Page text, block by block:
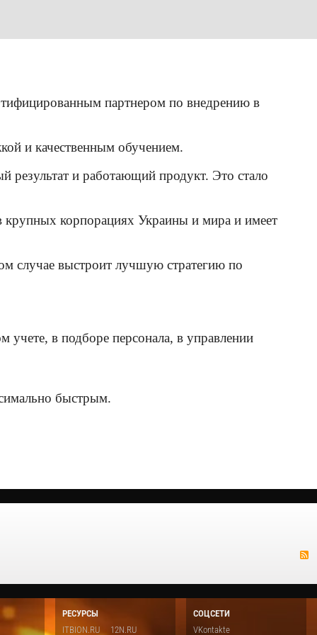
партнером по внедрению в
и качественным обучением.
и работающий продукт. Это стало
крупных корпорациях Украины и мира и имеет
случае выстроит лучшую стратегию по
учете, в подборе персонала, в управлении
быстрым.
РЕСУРСЫ
ITBION.RU
12N.RU
СОЦСЕТИ
VKontakte